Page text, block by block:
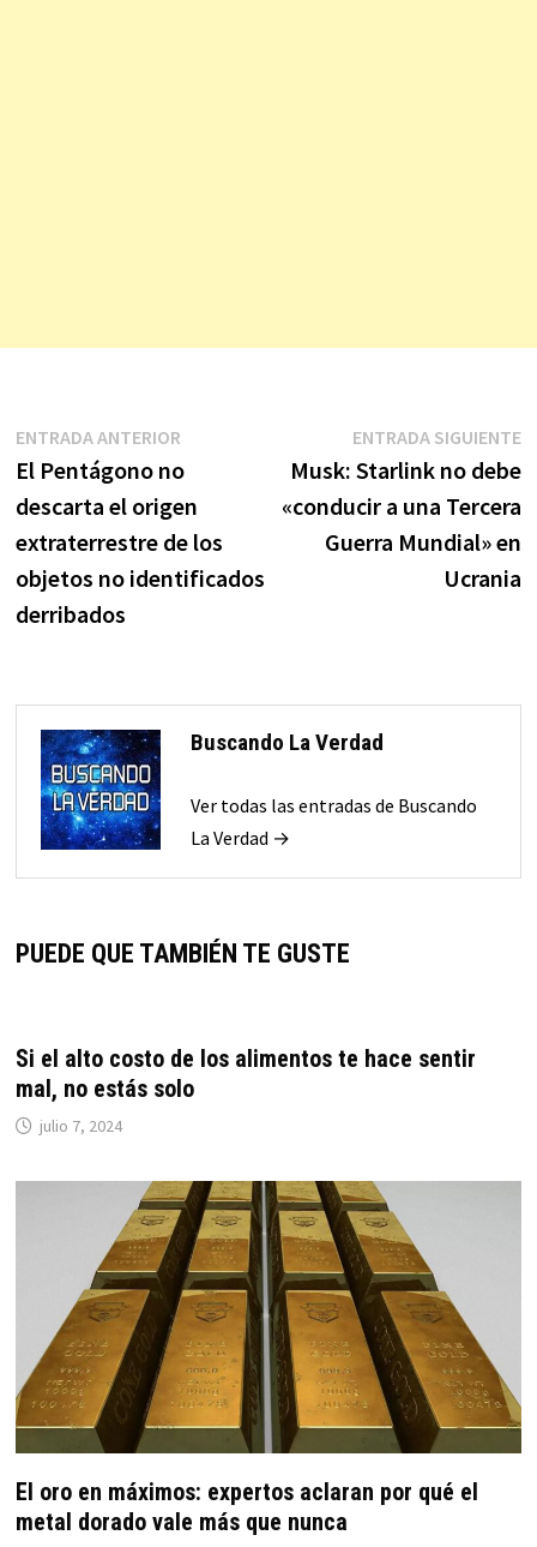
Navegación
de
entradas
ENTRADA ANTERIOREntrada
anterior:
El Pentágono no
descarta el origen
extraterrestre de los
objetos no identificados
derribados
ENTRADA SIGUIENTE
Musk: Starlink no debe
«conducir a una Tercera
Guerra Mundial» en
Ucrania
Buscando La Verdad
Ver todas las entradas de Buscando
La Verdad →
PUEDE QUE TAMBIÉN TE GUSTE
Si el alto costo de los alimentos te hace sentir
mal, no estás solo
julio 7, 2024
El oro en máximos: expertos aclaran por qué el
metal dorado vale más que nunca